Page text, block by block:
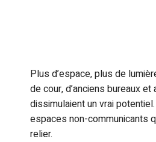
Plus d’espace, plus de
de cour, d’anciens bureaux et
dissimulaient un vrai
espaces non-communicants
relier.